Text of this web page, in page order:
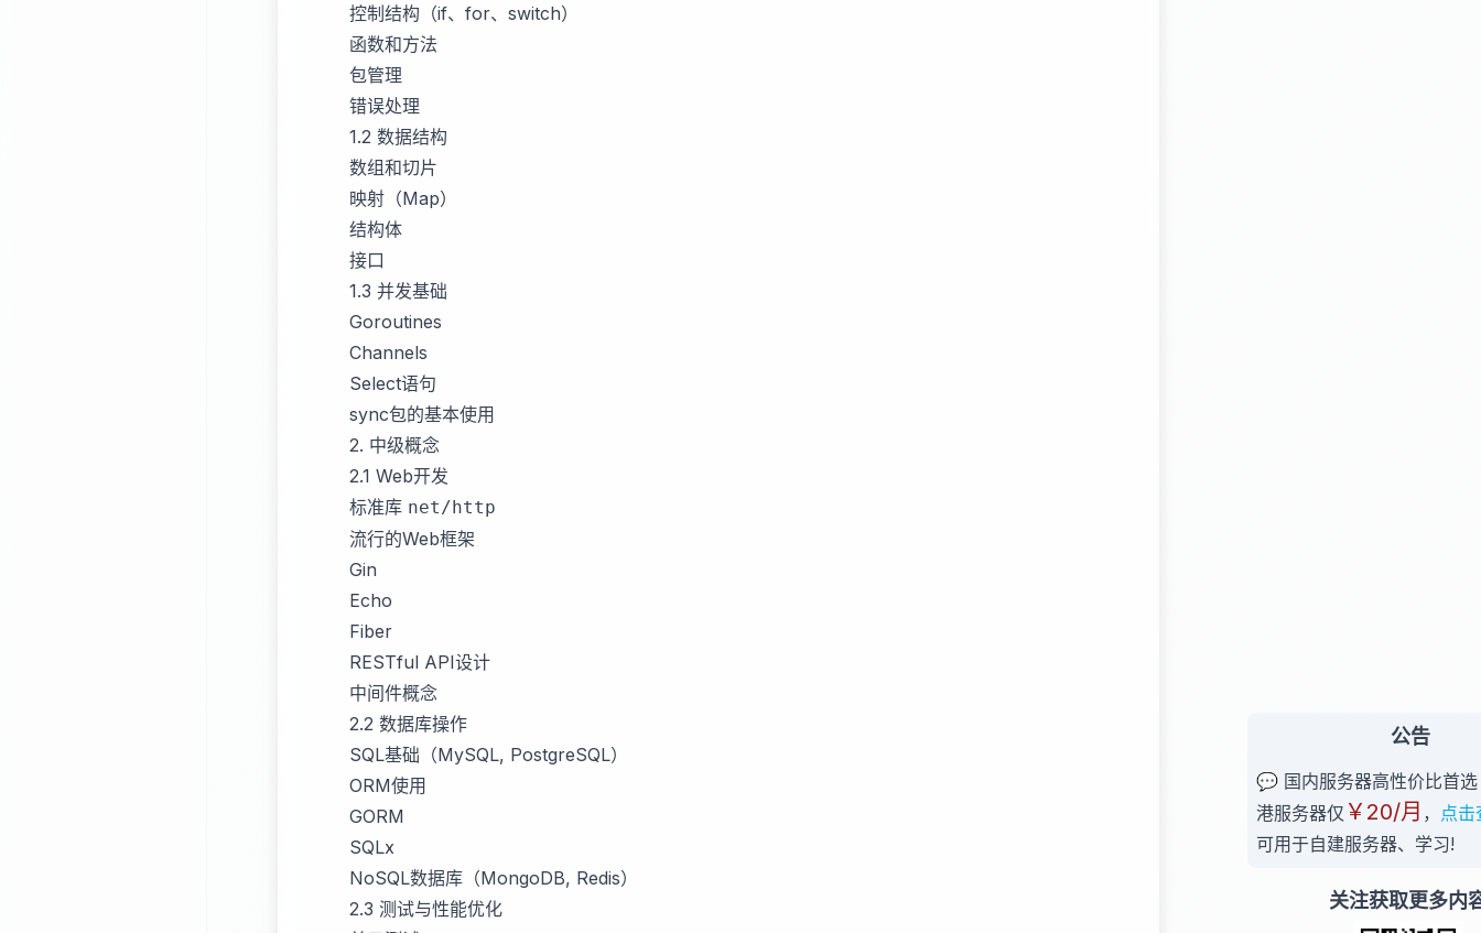
控制结构（if、for、switch）
函数和方法
包管理
错误处理
1.2 数据结构
数组和切片
映射（Map）
结构体
接口
1.3 并发基础
Goroutines
Channels
Select语句
sync包的基本使用
2. 中级概念
2.1 Web开发
标准库 net/http
流行的Web框架
Gin
Echo
Fiber
RESTful API设计
中间件概念
2.2 数据库操作
SQL基础（MySQL, PostgreSQL）
ORM使用
GORM
SQLx
NoSQL数据库（MongoDB, Redis）
2.3 测试与性能优化
公告
💬 国内服务器高性价比首
港服务器仅 ￥20/月 ， 点击
可用于自建服务器、学习!
关注获取更多内